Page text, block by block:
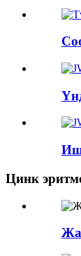
Цинк